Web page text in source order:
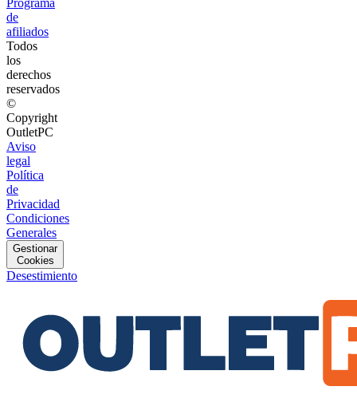
Programa
de
afiliados
Todos
los
derechos
reservados
©
Copyright
OutletPC
Aviso
legal
Política
de
Privacidad
Condiciones
Generales
Gestionar
Cookies
Desestimiento